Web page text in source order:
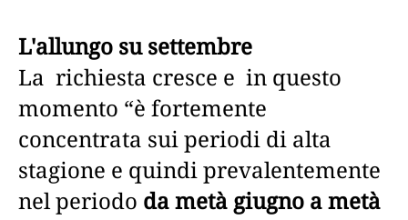
L'allungo su settembre
La richiesta cresce e in questo
momento “è fortemente
concentrata sui periodi di alta
stagione e quindi prevalentemente
nel periodo da metà giugno a metà